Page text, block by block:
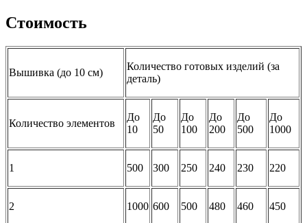
Стоимость
Вышивка (до 10 см)
Количество готовых изделий (за
деталь)
Количество элементов
До
10
До
50
До
100
До
200
До
500
До
1000
1 500 300 250 240 230 220
2 1000 600 500 480 460 450